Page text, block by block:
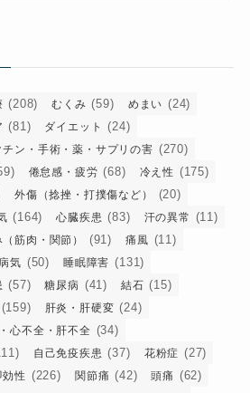
(208) むくみ (59) めまい (24)
(81) ダイエット (24)
チン・手術・薬・サプリの害 (270)
倦怠感・疲労 (68) 冷え性 (175)
外傷（捻挫・打撲傷など） (20)
(164) 心臓疾患 (83) 汗の異常 (11)
筋肉・関節） (91) 痛風 (11)
気 (50) 睡眠障害 (131)
(57) 糖尿病 (41) 結石 (15)
(159) 肝炎・肝硬変 (24)
心不全・肝不全 (34)
自己免疫疾患 (37) 花粉症 (27)
性 (226) 関節痛 (42) 頭痛 (62)